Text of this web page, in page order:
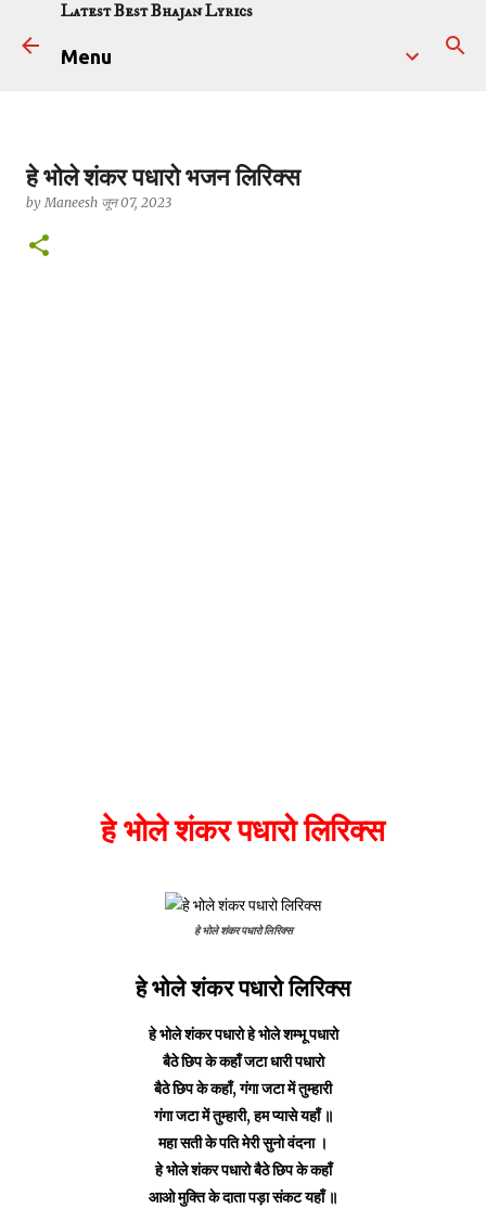
सीधे मुख्य सामग्री पर जाएं
Latest Best Bhajan Lyrics
Menu
हे भोले शंकर पधारो भजन लिरिक्स
byManeesh जून 07, 2023
हे भोले शंकर पधारो लिरिक्स
हे भोले शंकर पधारो लिरिक्स
हे भोले शंकर पधारो लिरिक्स
हे भोले शंकर पधारो हे भोले शम्भू पधारो
बैठे छिप के कहाँ जटा धारी पधारो
बैठे छिप के कहाँ, गंगा जटा में तुम्हारी
गंगा जटा में तुम्हारी, हम प्यासे यहाँ ॥
महा सती के पति मेरी सुनो वंदना ।
हे भोले शंकर पधारो बैठे छिप के कहाँ
आओ मुक्ति के दाता पड़ा संकट यहाँ ॥